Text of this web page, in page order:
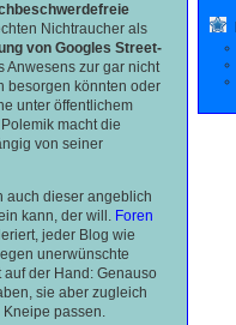
Nichtraucher als
von Googles Street-
Anwesens zur gar nicht
besorgen könnten oder
unter öffentlichem
macht die
von seiner
auch dieser angeblich
kann, der will. Foren
jeder Blog wie
unerwünschte
der Hand: Genauso
sie aber zugleich
passen.